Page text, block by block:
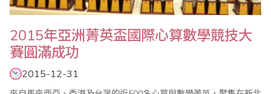
​2015年亞洲菁英盃國際心算數學競技大
賽圓滿成功
2015-12-31